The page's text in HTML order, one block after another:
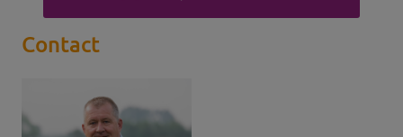
Contact